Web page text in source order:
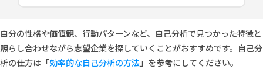
自分の性格や価値観、行動パターンなど、自己分析で見つかった特徴と
照らし合わせながら志望企業を探していくことがおすすめです。自己分
析の仕方は「効率的な自己分析の方法」を参考にしてください。